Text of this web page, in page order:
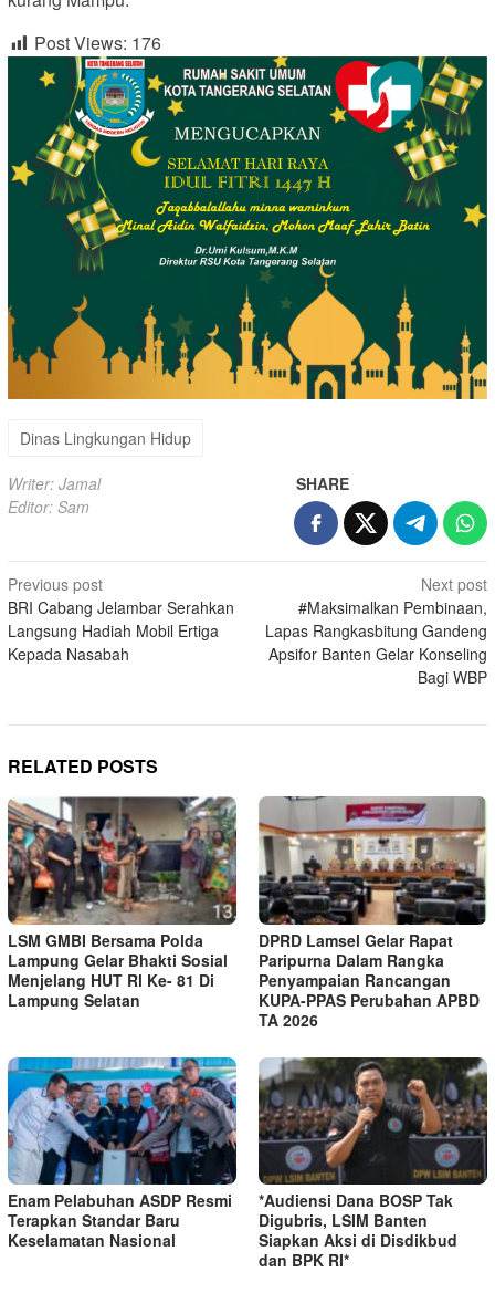
Post Views: 176
Dinas Lingkungan Hidup
Writer: Jamal
Editor: Sam
SHARE
Post
navigation
Previous post
BRI Cabang Jelambar Serahkan
Langsung Hadiah Mobil Ertiga
Kepada Nasabah
Next post
#Maksimalkan Pembinaan,
Lapas Rangkasbitung Gandeng
Apsifor Banten Gelar Konseling
Bagi WBP
RELATED POSTS
LSM GMBI Bersama Polda
Lampung Gelar Bhakti Sosial
Menjelang HUT Rl Ke- 81 Di
Lampung Selatan
DPRD Lamsel Gelar Rapat
Paripurna Dalam Rangka
Penyampaian Rancangan
KUPA-PPAS Perubahan APBD
TA 2026
Enam Pelabuhan ASDP Resmi
Terapkan Standar Baru
Keselamatan Nasional
*Audiensi Dana BOSP Tak
Digubris, LSIM Banten
Siapkan Aksi di Disdikbud
dan BPK RI*